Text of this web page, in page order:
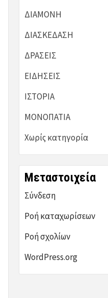
ΔΙΑΜΟΝΗ
ΔΙΑΣΚΕΔΑΣΗ
ΔΡΑΣΕΙΣ
ΕΙΔΗΣΕΙΣ
ΙΣΤΟΡΙΑ
ΜΟΝΟΠΑΤΙΑ
Χωρίς κατηγορία
Μεταστοιχεία
Σύνδεση
Ροή καταχωρίσεων
Ροή σχολίων
WordPress.org